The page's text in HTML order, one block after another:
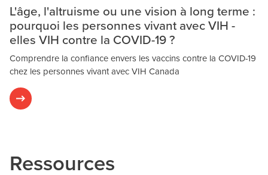
L'âge, l'altruisme ou une vision à long terme :
pourquoi les personnes vivant avec VIH -
elles VIH contre la COVID-19 ?
Comprendre la confiance envers les vaccins contre la COVID-19
chez les personnes vivant avec VIH Canada
Ressources